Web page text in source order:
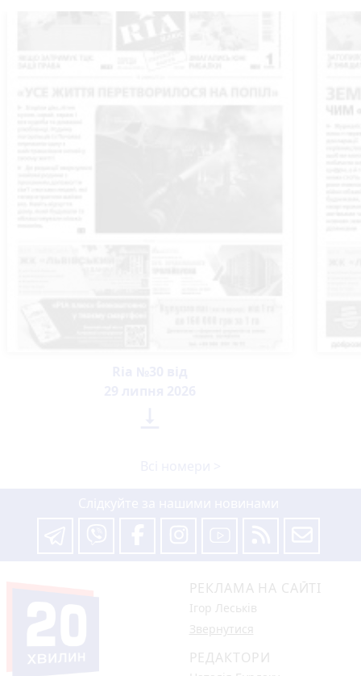
РЕКЛАМА НА САЙТІ
Ігор Леськів
Звернутися
РЕДАКТОРИ